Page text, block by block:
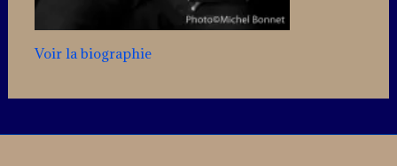
Voir la biographie